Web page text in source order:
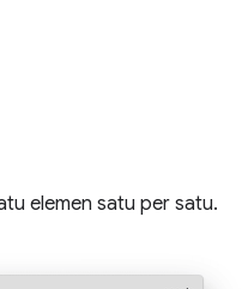
elemen satu per satu.